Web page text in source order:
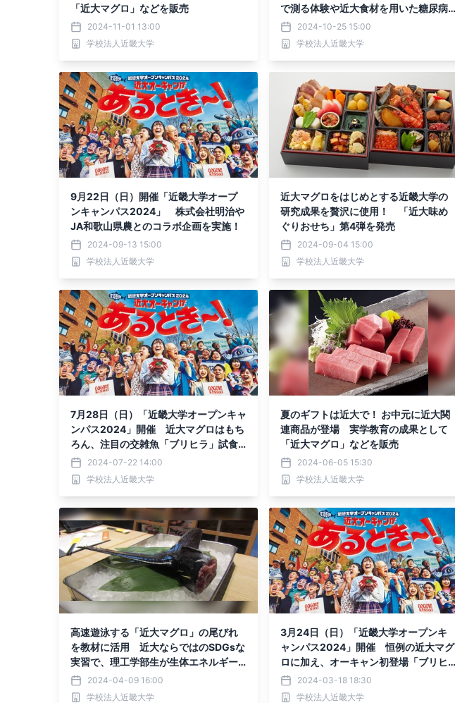
「近大マグロ」などを販売
2024-11-01 13:00
学校法人近畿大学
で測る体験や近大食材を用いた糖尿病
食の実食も！
2024-10-25 15:00
学校法人近畿大学
9月22日（日）開催「近畿大学オープ
ンキャンパス2024」 株式会社明治や
JA和歌山県農とのコラボ企画を実施！
2024-09-13 15:00
学校法人近畿大学
近大マグロをはじめとする近畿大学の
研究成果を贅沢に使用！ 「近大味め
ぐりおせち」第4弾を発売
2024-09-04 15:00
学校法人近畿大学
7月28日（日）「近畿大学オープンキャ
ンパス2024」開催 近大マグロはもち
ろん、注目の交雑魚「ブリヒラ」試食
会も！2024-07-22 14:00
学校法人近畿大学
夏のギフトは近大で！ お中元に近大関
連商品が登場 実学教育の成果として
「近大マグロ」などを販売
2024-06-05 15:30
学校法人近畿大学
高速遊泳する「近大マグロ」の尾びれ
を教材に活用 近大ならではのSDGsな
実習で、理工学部生が生体エネルギー
を学ぶ2024-04-09 16:00
学校法人近畿大学
3月24日（日）「近畿大学オープンキ
ャンパス2024」開催 恒例の近大マグ
ロに加え、オーキャン初登場「ブリヒ
ラ」試食会も！
2024-03-18 18:30
学校法人近畿大学